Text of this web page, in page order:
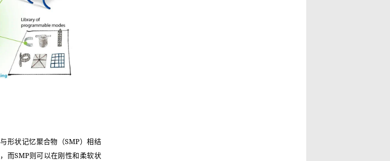
形状记忆聚合物（SMP）相结
而SMP则可以在刚性和柔软状